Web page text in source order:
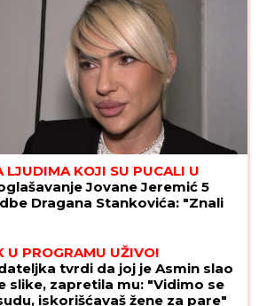
LJUDIMA KOJI SU PUCALI U
Jovane Jeremić 5
Dragana Stankovića: "Znali
Tucaković iznajmljivala stan
je čuvala stvari vredne milion
otkriveni detalji: "Futa je sve to
u crne kese"